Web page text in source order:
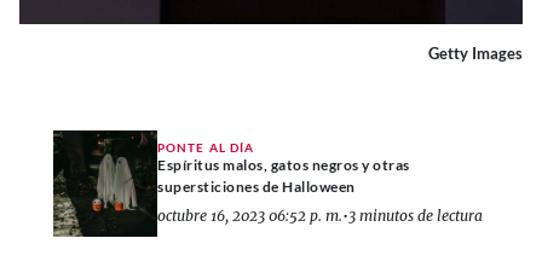
Getty Images
PONTE AL DÍA
Espíritus malos, gatos negros y otras
supersticiones de Halloween
octubre 16, 2023 06:52 p. m.•3 minutos de lectura